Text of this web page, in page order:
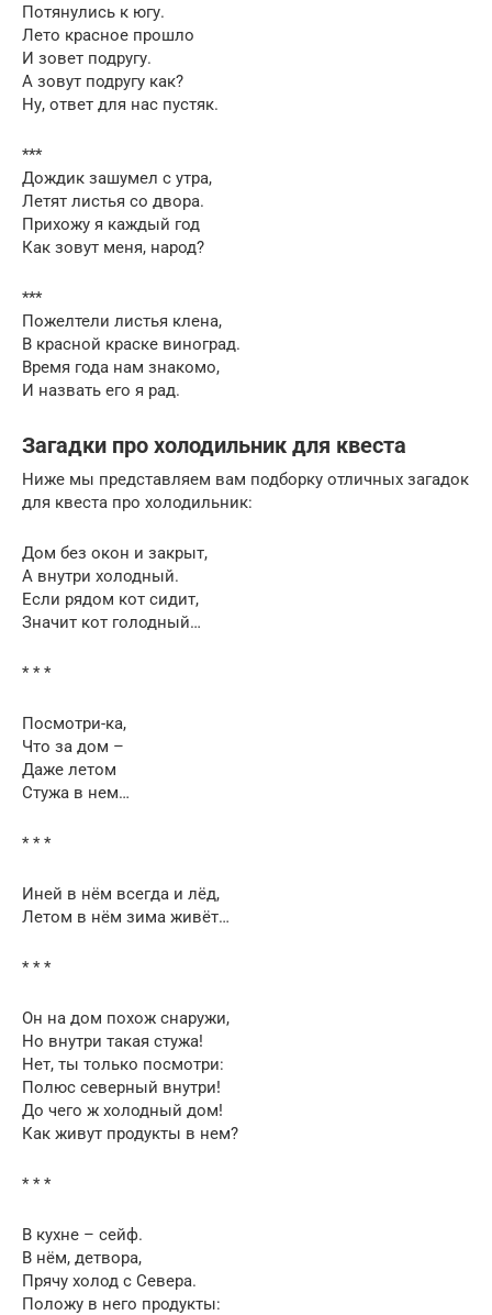
Потянулись к югу.
Лето красное прошло
И зовет подругу.
А зовут подругу как?
Ну, ответ для нас пустяк.
***
Дождик зашумел с утра,
Летят листья со двора.
Прихожу я каждый год
Как зовут меня, народ?
***
Пожелтели листья клена,
В красной краске виноград.
Время года нам знакомо,
И назвать его я рад.
Загадки про холодильник для квеста
Ниже мы представляем вам подборку отличных загадок
для квеста про холодильник:
Дом без окон и закрыт,
А внутри холодный.
Если рядом кот сидит,
Значит кот голодный…
* * *
Посмотри-ка,
Что за дом –
Даже летом
Стужа в нем…
* * *
Иней в нём всегда и лёд,
Летом в нём зима живёт…
* * *
Он на дом похож снаружи,
Но внутри такая стужа!
Нет, ты только посмотри:
Полюс северный внутри!
До чего ж холодный дом!
Как живут продукты в нем?
* * *
В кухне – сейф.
В нём, детвора,
Прячу холод с Севера.
Положу в него продукты: